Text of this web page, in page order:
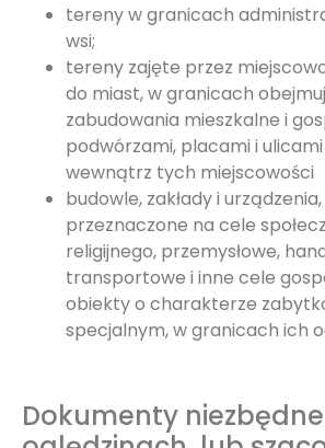
tereny w granicach
wsi;
tereny zajęte przez
do miast, w granicach
zabudowania mieszkalne i
podwórzami, placami i
wewnątrz tych miejscowości
budowle, zakłady i
przeznaczone na cele
religijnego, przemysłowe,
transportowe i inne cele
obiekty o charakterze
specjalnym, w granicach ich
Dokumenty